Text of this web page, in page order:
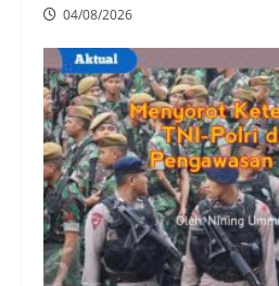
04/08/2026